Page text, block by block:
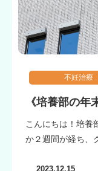
不妊治療
《培養部の年
こんにちは！培養
か２週間が経ち、
2023.12.15